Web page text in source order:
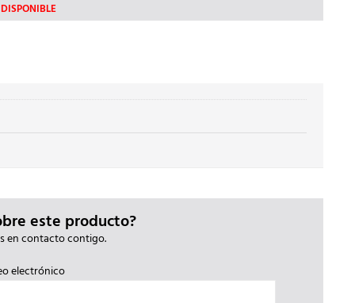
este producto?
en contacto contigo.
electrónico